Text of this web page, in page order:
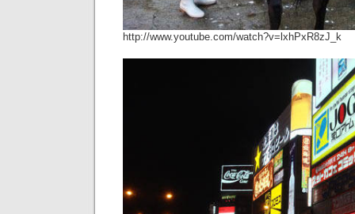
http://www.youtube.com/watch?v=lxhPxR8zJ_k